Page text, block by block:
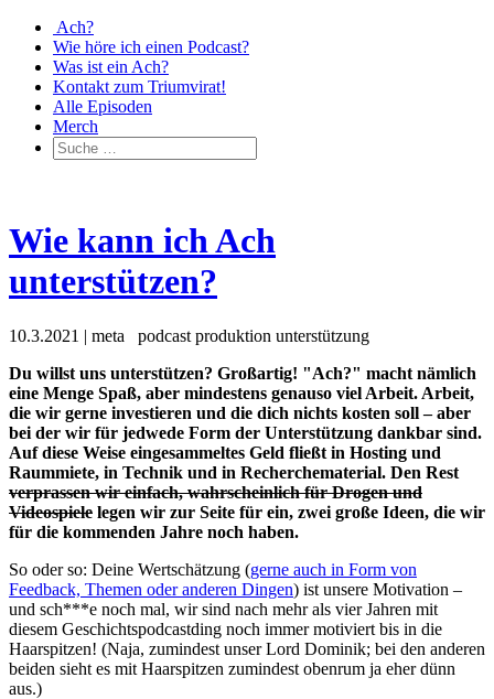
Ach?
Wie höre ich einen Podcast?
Was ist ein Ach?
Kontakt zum Triumvirat!
Alle Episoden
Merch
Wie kann ich Ach
unterstützen?
10.3.2021 | meta podcast produktion unterstützung
Du willst uns unterstützen? Großartig! "Ach?" macht nämlich
eine Menge Spaß, aber mindestens genauso viel Arbeit. Arbeit,
die wir gerne investieren und die dich nichts kosten soll – aber
bei der wir für jedwede Form der Unterstützung dankbar sind.
Auf diese Weise eingesammeltes Geld fließt in Hosting und
Raummiete, in Technik und in Recherchematerial. Den Rest
verprassen wir einfach, wahrscheinlich für Drogen und
Videospiele legen wir zur Seite für ein, zwei große Ideen, die wir
für die kommenden Jahre noch haben.
So oder so: Deine Wertschätzung (gerne auch in Form von
Feedback, Themen oder anderen Dingen) ist unsere Motivation –
und sch***e noch mal, wir sind nach mehr als vier Jahren mit
diesem Geschichtspodcastding noch immer motiviert bis in die
Haarspitzen! (Naja, zumindest unser Lord Dominik; bei den anderen
beiden sieht es mit Haarspitzen zumindest obenrum ja eher dünn
aus.)